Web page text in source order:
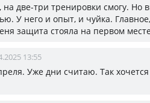
на две-три тренировки смогу. Но
У него и опыт, и чуйка.
защита стояла на первом
13:55
Уже дни считаю. Так